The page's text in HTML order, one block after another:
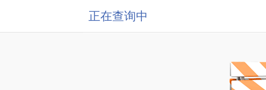
正在查询中